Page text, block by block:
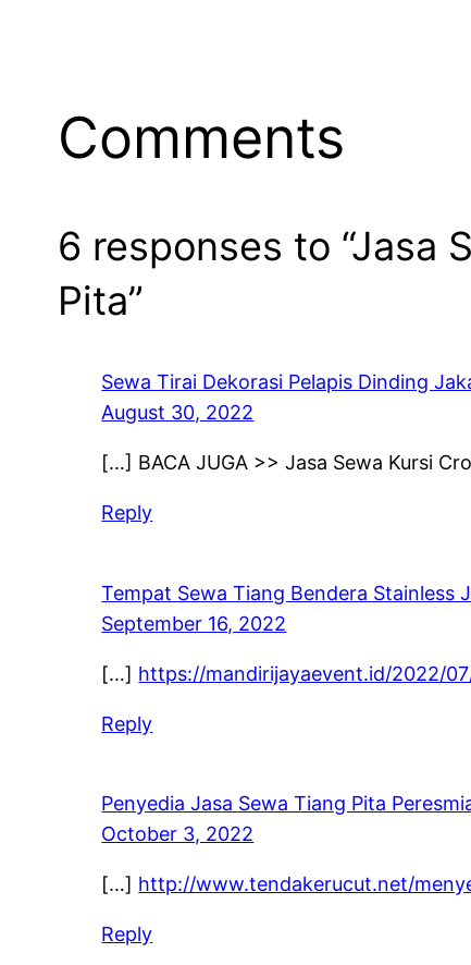
Comments
6 responses to “Jasa
Pita”
Sewa Tirai Dekorasi Pelapis Dinding
August 30, 2022
[…] BACA JUGA >> Jasa Sewa Kursi
Reply
Tempat Sewa Tiang Bendera Stainless
September 16, 2022
[…] https://mandirijayaevent.id/2022/
Reply
Penyedia Jasa Sewa Tiang Pita
October 3, 2022
[…] http://www.tendakerucut.net/
Reply